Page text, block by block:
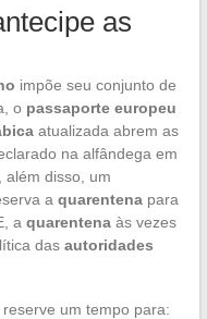
as
impõe seu conjunto de
o passaporte europeu
atualizada abrem as
na alfândega em
além disso, um
a quarentenapara
a quarentenaàs vezes
das autoridades
um tempo para: